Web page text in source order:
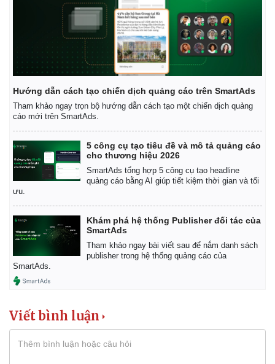
Hướng dẫn cách tạo chiến dịch quảng cáo trên SmartAds
Tham khảo ngay trọn bộ hướng dẫn cách tạo một chiến dịch quảng
cáo mới trên SmartAds.
5 công cụ tạo tiêu đề và mô tả quảng cáo
cho thương hiệu 2026
SmartAds tổng hợp 5 công cụ tạo headline
quảng cáo bằng AI giúp tiết kiệm thời gian và tối
ưu.
Khám phá hệ thống Publisher đối tác của
SmartAds
Tham khảo ngay bài viết sau để nắm danh sách
publisher trong hệ thống quảng cáo của
SmartAds.
Viết bình luận